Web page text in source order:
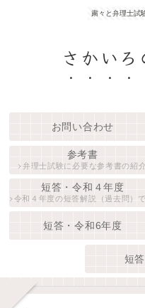
粛々と弁理士試
さかい
お問い合わせ
参考書
弁理士試験に必要な参考書の紹
短答・令和４年度
令和４年度の短答解説（過去問）です。
短答・令和6年度
短